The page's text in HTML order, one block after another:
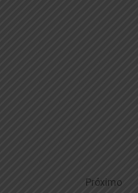
Próximo